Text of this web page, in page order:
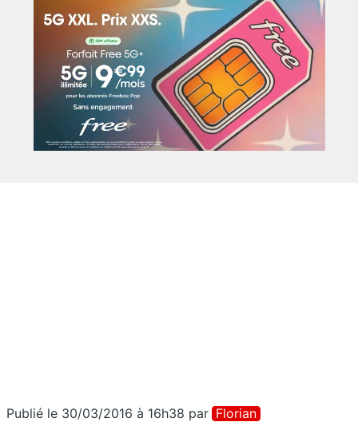
Publié le 30/03/2016 à 16h38 par Florian